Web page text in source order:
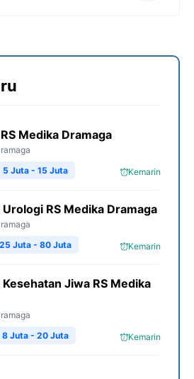
Medika Dramaga
Kemarin
5 Juta - 15 Juta
RS Medika Dramaga
Kemarin
25 Juta - 80 Juta
Jiwa RS Medika
Kemarin
8 Juta - 20 Juta